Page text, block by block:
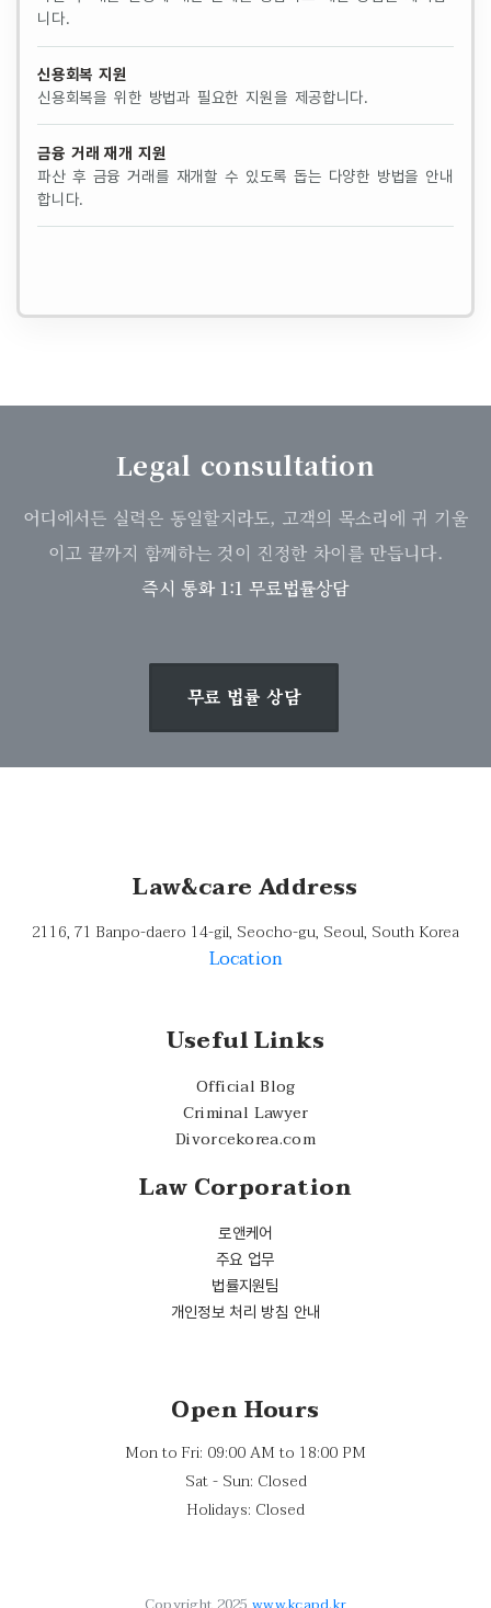
니다.
신용회복 지원
신용회복을 위한 방법과 필요한 지원을 제공합니다.
금융 거래 재개 지원
파산 후 금융 거래를 재개할 수 있도록 돕는 다양한 방법을 안내
합니다.
Legal consultation
어디에서든 실력은 동일할지라도, 고객의 목소리에 귀 기울
이고 끝까지 함께하는 것이 진정한 차이를 만듭니다.
즉시 통화 1:1 무료법률상담
무료 법률 상담
Law&care Address
2116, 71 Banpo-daero 14-gil, Seocho-gu, Seoul, South Korea
Location
Useful Links
Official Blog
Criminal Lawyer
Divorcekorea.com
Law Corporation
로앤케어
주요 업무
법률지원팀
개인정보 처리 방침 안내
Open Hours
Mon to Fri: 09:00 AM to 18:00 PM
Sat - Sun: Closed
Holidays: Closed